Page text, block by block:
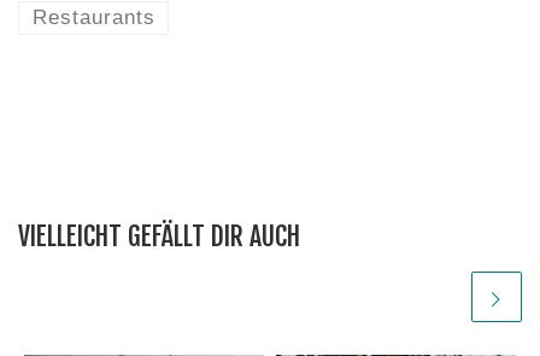
Restaurants
VIELLEICHT GEFÄLLT DIR AUCH